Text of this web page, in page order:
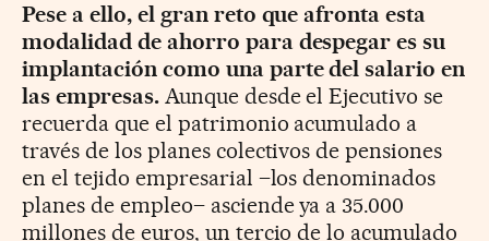
Pese a ello, el gran reto que afronta esta
modalidad de ahorro para despegar es su
implantación como una parte del salario en
las empresas.Aunque desde el Ejecutivo se
recuerda que el patrimonio acumulado a
través de los planes colectivos de pensiones
en el tejido empresarial –los denominados
planes de empleo– asciende ya a 35.000
millones de euros, un tercio de lo acumulado